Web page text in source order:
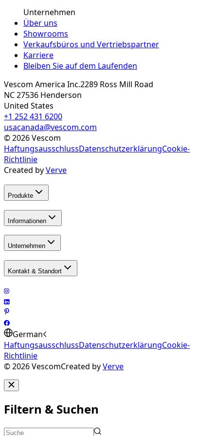
Unternehmen
Über uns
Showrooms
Verkaufsbüros und Vertriebspartner
Karriere
Bleiben Sie auf dem Laufenden
Vescom America Inc.2289 Ross Mill Road
NC 27536 Henderson
United States
+1 252 431 6200
usacanada@vescom.com
©2026Vescom
HaftungsausschlussDatenschutzerklärungCookie-
Richtlinie
Created byVerve
Produkte
Informationen
Unternehmen
Kontakt & Standort
German
HaftungsausschlussDatenschutzerklärungCookie-
Richtlinie
©2026VescomCreated byVerve
Filtern & Suchen